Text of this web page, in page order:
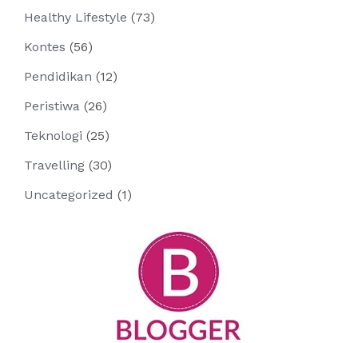
Healthy Lifestyle (73)
Kontes (56)
Pendidikan (12)
Peristiwa (26)
Teknologi (25)
Travelling (30)
Uncategorized (1)